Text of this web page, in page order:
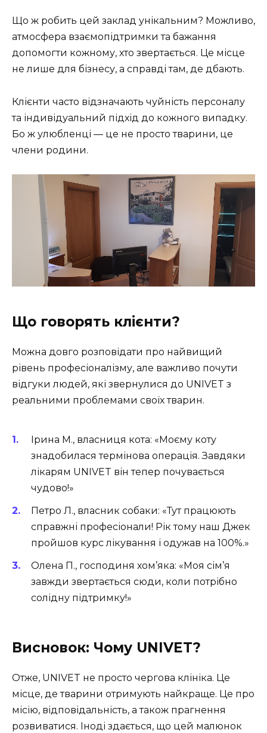
Що ж робить цей заклад унікальним? Можливо,
атмосфера взаємопідтримки та бажання
допомогти кожному, хто звертається. Це місце
не лише для бізнесу, а справді там, де дбають.
Клієнти часто відзначають чуйність персоналу
та індивідуальний підхід до кожного випадку.
Бо ж улюбленці — це не просто тварини, це
члени родини.
Що говорять клієнти?
Можна довго розповідати про найвищий
рівень професіоналізму, але важливо почути
відгуки людей, які звернулися до UNIVET з
реальними проблемами своїх тварин.
Ірина М., власниця кота: «Моєму коту
знадобилася термінова операція. Завдяки
лікарям UNIVET він тепер почувається
чудово!»
Петро Л., власник собаки: «Тут працюють
справжні професіонали! Рік тому наш Джек
пройшов курс лікування і одужав на 100%.»
Олена П., господиня хом’яка: «Моя сім’я
завжди звертається сюди, коли потрібно
солідну підтримку!»
Висновок: Чому UNIVET?
Отже, UNIVET не просто чергова клініка. Це
місце, де тварини отримують найкраще. Це про
місію, відповідальність, а також прагнення
розвиватися. Іноді здається, що цей малюнок